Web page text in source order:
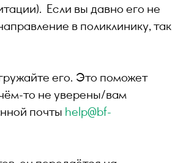
Если вы давно его не
в поликлинику, так
его. Это поможет
то не уверены/вам
почты help@bf-